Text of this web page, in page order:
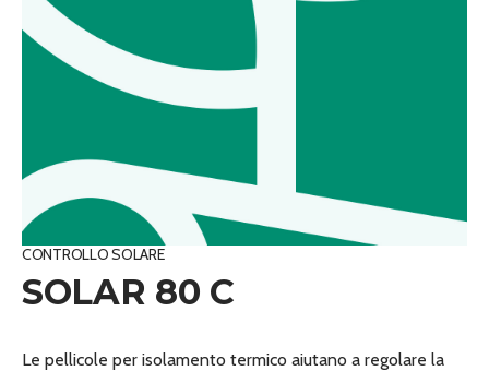
CONTROLLO SOLARE
SOLAR 80 C
Le pellicole per isolamento termico aiutano a regolare la